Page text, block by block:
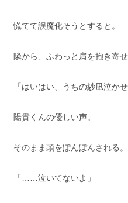
慌てて誤魔化そうとすると。
隣から、ふわっと肩を抱き寄せ
「はいはい、うちの紗凪泣かせ
陽貴くんの優しい声。
そのまま頭をぽんぽんされる。
「……泣いてないよ」